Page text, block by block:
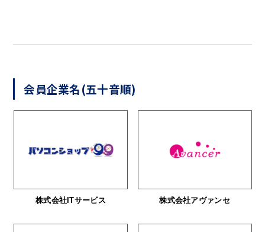
会員企業名(五十音順)
株式会社ITサービス 株式会社アヴァンセ